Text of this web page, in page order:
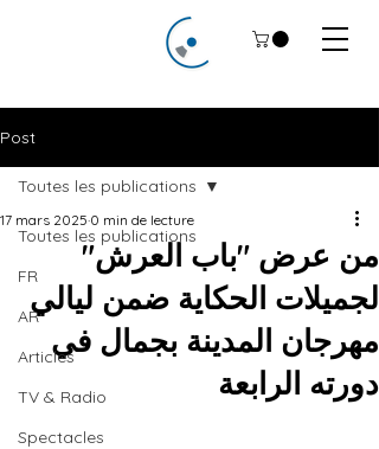
Post
Toutes les publications
FR
AR
Articles
TV & Radio
Spectacles
Toutes les publications
من عرض "باب العرش"
لجميلات الحکاية ضمن ليالي
مهرجان المدينة بجمال في
دورته الرابعة
17 mars 2025 0 min de lecture